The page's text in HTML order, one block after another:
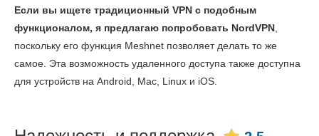
Если вы ищете традиционный VPN с подобным
функционалом, я предлагаю попробовать NordVPN
поскольку его функция Meshnet позволяет делать то же
самое. Эта возможность удаленного доступа также доступна
для устройств на Android, Mac, Linux и iOS.